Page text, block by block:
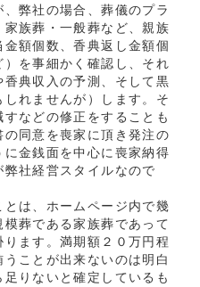
弊社の場合、葬儀のプラ
族葬・一般葬など、親族
額個数、香典返し金額個
を事細かく確認し、それ
典収入の予測、そして黒
れませんが）します。そ
などの修正をすることも
同意を喪家に頂き発注の
金銭面を中心に喪家納得
社経営スタイルなので
は、ホームページ内で幾
葬である家族葬であって
ます。満期額２０万円程
ことが出来ないのは明白
りないと確定しているも